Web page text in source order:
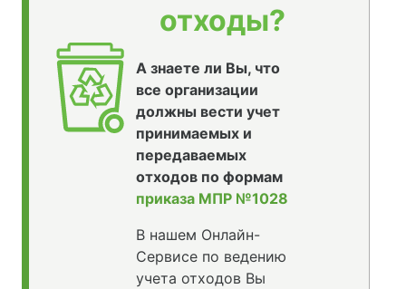
отходы?
А знаете ли Вы, что
все организации
должны вести учет
принимаемых и
передаваемых
отходов по формам
приказа МПР №1028
В нашем Онлайн-
Сервисе по ведению
учета отходов Вы